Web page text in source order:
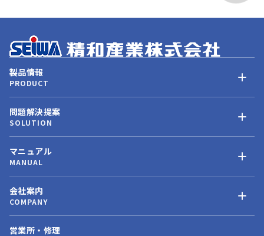
製品情報
PRODUCT
問題解決提案
SOLUTION
マニュアル
MANUAL
会社案内
COMPANY
営業所・修理